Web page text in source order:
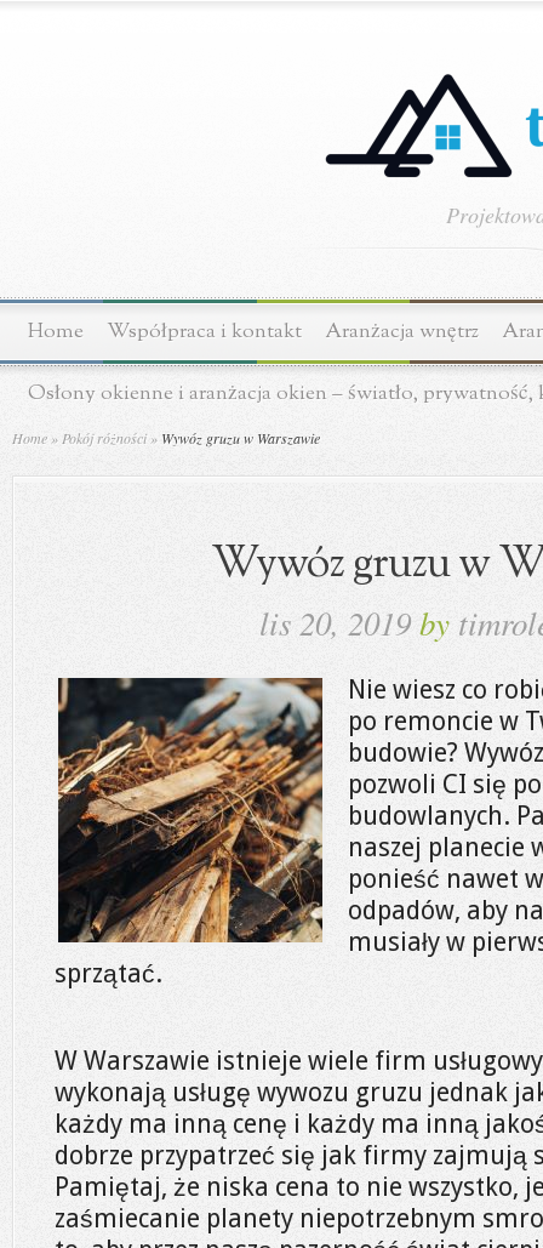
Home Współpraca i kontakt Aranżacja wnętrz
Osłony okienne i aranżacja okien – światło,
Home » Pokój różności » Wywóz gruzu w Warszawie
Wywóz gruzu w
lis 20, 2019by
Nie wiesz co
po remoncie w
budowie?
pozwoli CI się
budowlanych.
naszej planecie
ponieść nawet
odpadów, aby
musiały w
sprzątać.
W Warszawie istnieje wiele firm
wykonają usługę wywozu gruzu jednak
każdy ma inną cenę i każdy ma inną
dobrze przypatrzeć się jak firmy zajmują
Pamiętaj, że niska cena to nie wszystko,
zaśmiecanie planety niepotrzebnym